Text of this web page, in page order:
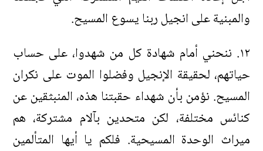
والمبنية على انجيل ربنا يسوع المسيح.
١٢. ننحني أمام شهادة كل من شهدوا، على حساب
حياتهم، لحقيقة الإنجيل وفضلوا الموت على نكران
المسيح. نؤمن بأن شهداء حقبتنا هذه، المنبثقين عن
كنائس مختلفة، لكن متحدين بآلام مشتركة، هم
ميراث الوحدة المسيحية. فلكم يا أيها المتألمين